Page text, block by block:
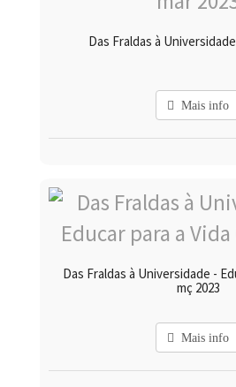
Das Fraldas à
Mais info
Das Fraldas à Universidade -
mç 2023
Mais info